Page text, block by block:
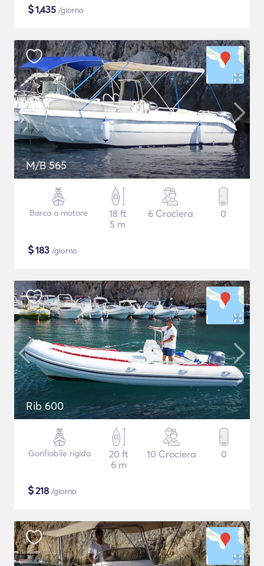
$1,435 /giorno
M/B 565
Barca a motore
18 ft
5 m
6 Crociera 0
$183 /giorno
Rib 600
Gonfiabile rigido
20 ft
6 m
10 Crociera 0
$218 /giorno